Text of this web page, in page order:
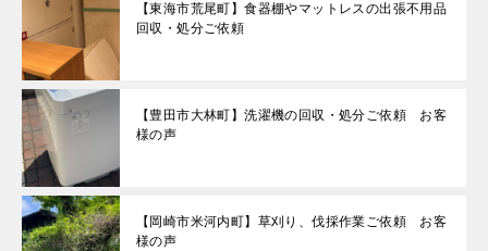
【東海市荒尾町】食器棚やマットレスの出張不用品
回収・処分ご依頼
【豊田市大林町】洗濯機の回収・処分ご依頼 お客
様の声
【岡崎市米河内町】草刈り、伐採作業ご依頼 お客
様の声